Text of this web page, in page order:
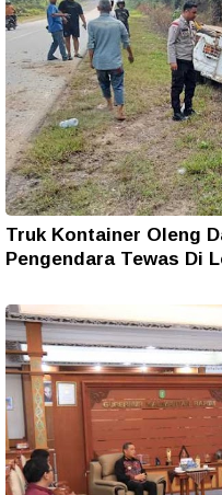
Truk Kontainer Oleng
Pengendara Tewas Di